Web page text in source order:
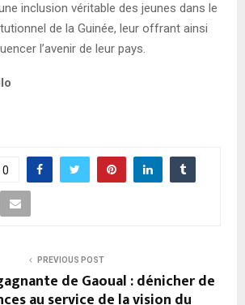
inclusion véritable des jeunes dans le
de la Guinée, leur offrant ainsi
l’avenir de leur pays.
0
PREVIOUS POST
de Gaoual : dénicher de